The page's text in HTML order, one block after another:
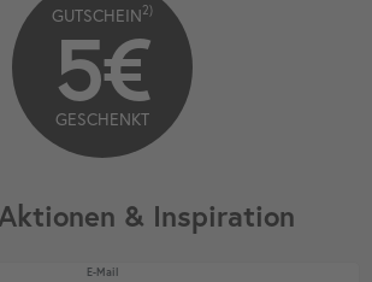
& Inspiration
E-MailNewsletter Honig
GUTSCHEIN2)
5€
GESCHENKT